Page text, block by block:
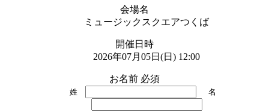
会場名
ミュージックスクエアつくば
開催日時
2026年07月05日(日) 12:00
お名前 必須
姓 名